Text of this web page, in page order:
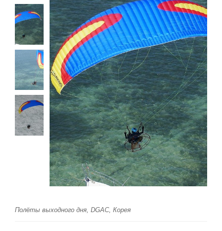
Полёты выходного дня, DGAC, Корея